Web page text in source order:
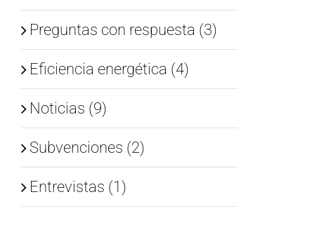
Preguntas con respuesta (3)
Eficiencia energética (4)
Noticias (9)
Subvenciones (2)
Entrevistas (1)